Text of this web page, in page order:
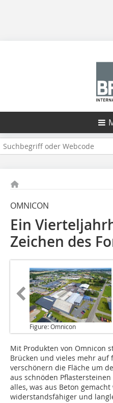
OMNICON
Ein
Zeichen des
Figure: Omnicon
Mit Produkten von Omnicon
Brücken und vieles mehr auf
verschönern die Fläche um
aus schnöden
alles, was aus Beton
widerstandsfähiger und